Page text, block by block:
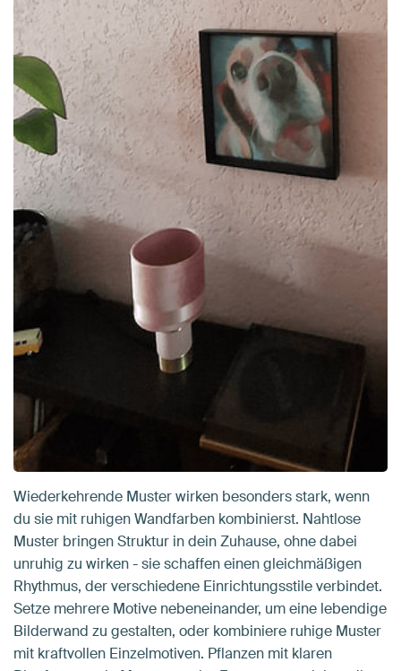
Wiederkehrende Muster wirken besonders stark, wenn
du sie mit ruhigen Wandfarben kombinierst. Nahtlose
Muster bringen Struktur in dein Zuhause, ohne dabei
unruhig zu wirken - sie schaffen einen gleichmäßigen
Rhythmus, der verschiedene Einrichtungsstile verbindet.
Setze mehrere Motive nebeneinander, um eine lebendige
Bilderwand zu gestalten, oder kombiniere ruhige Muster
mit kraftvollen Einzelmotiven. Pflanzen mit klaren